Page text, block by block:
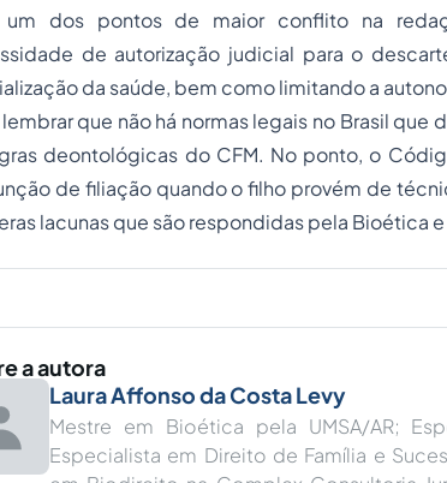
um dos pontos de maior conflito na
de autorização judicial para o
da saúde, bem como limitando a
que não há normas legais no Brasil
deontológicas do CFM. No ponto, o
de filiação quando o filho provém de
lacunas que são respondidas pela Bioética
a autora
Laura Affonso da Costa Levy
Mestre em Bioética pela UMSA/AR;
Especialista em Direito de Família e